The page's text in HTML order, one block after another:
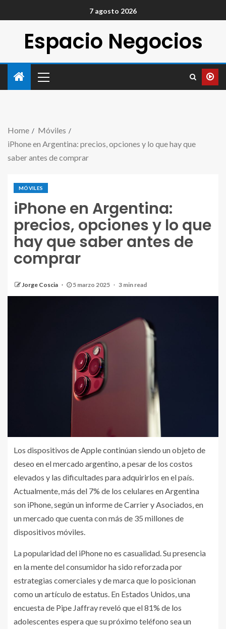
7 agosto 2026
Espacio Negocios
Home
Móviles
iPhone en Argentina: precios, opciones y lo que hay que
saber antes de comprar
MÓVILES
iPhone en Argentina:
precios, opciones y lo que
hay que saber antes de
comprar
Jorge Coscia 5 marzo 2025 3 min read
Los dispositivos de Apple continúan siendo un objeto de
deseo en el mercado argentino, a pesar de los costos
elevados y las dificultades para adquirirlos en el país.
Actualmente, más del 7% de los celulares en Argentina
son iPhone, según un informe de Carrier y Asociados, en
un mercado que cuenta con más de 35 millones de
dispositivos móviles.
La popularidad del iPhone no es casualidad. Su presencia
en la mente del consumidor ha sido reforzada por
estrategias comerciales y de marca que lo posicionan
como un artículo de estatus. En Estados Unidos, una
encuesta de Pipe Jaffray reveló que el 81% de los
adolescentes espera que su próximo teléfono sea un